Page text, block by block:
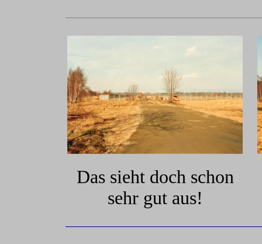
Das sieht doch schon
sehr gut aus!